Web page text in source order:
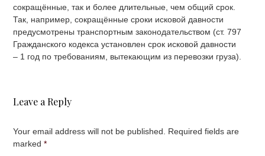
сокращённые, так и более длительные, чем общий срок.
Так, например, сокращённые сроки исковой давности
предусмотрены транспортным законодательством (ст. 797
Гражданского кодекса установлен срок исковой давности
– 1 год по требованиям, вытекающим из перевозки груза).
Leave a Reply
Your email address will not be published. Required fields are
marked*